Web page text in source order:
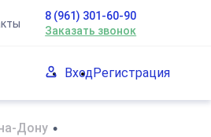
8 (961) 301-60-90
Заказать звонок
ВходРегистрация
Дону •